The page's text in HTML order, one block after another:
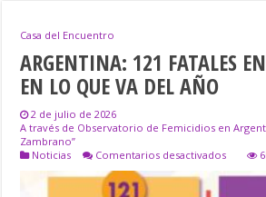
Casa del Encuentro
ARGENTINA: 121 FATALES
EN LO QUE VA DEL AÑO
2 de julio de 2026
A través de Observatorio de Femicidios en
Zambrano”
Noticias
Comentarios desactivadosen
121